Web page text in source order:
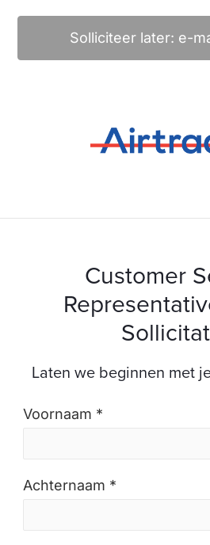
Solliciteer later: e-
Customer
Laten we beginnen met
Voornaam *
Achternaam *